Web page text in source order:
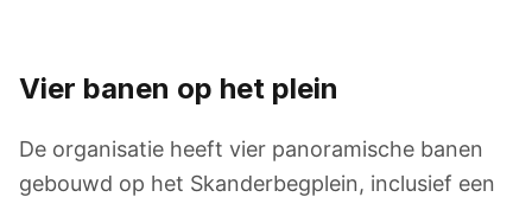
Vier banen op het plein
De organisatie heeft vier panoramische banen
gebouwd op het Skanderbegplein, inclusief een